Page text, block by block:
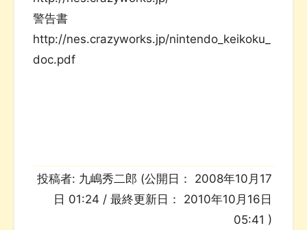
警告書
http://nes.crazyworks.jp/nintendo_keikoku_
doc.pdf
投稿者: 九嶋秀二郎 (公開日： 2008年10月17
日 01:24 / 最終更新日： 2010年10月16日
05:41 )